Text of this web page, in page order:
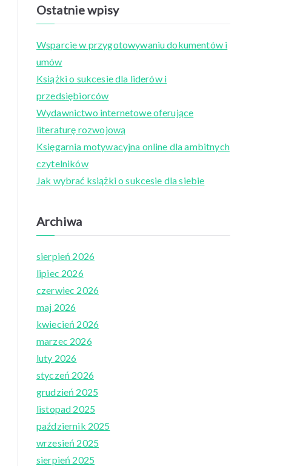
Ostatnie wpisy
Wsparcie w przygotowywaniu dokumentów i
umów
Książki o sukcesie dla liderów i
przedsiębiorców
Wydawnictwo internetowe oferujące
literaturę rozwojową
Księgarnia motywacyjna online dla ambitnych
czytelników
Jak wybrać książki o sukcesie dla siebie
Archiwa
sierpień 2026
lipiec 2026
czerwiec 2026
maj 2026
kwiecień 2026
marzec 2026
luty 2026
styczeń 2026
grudzień 2025
listopad 2025
październik 2025
wrzesień 2025
sierpień 2025